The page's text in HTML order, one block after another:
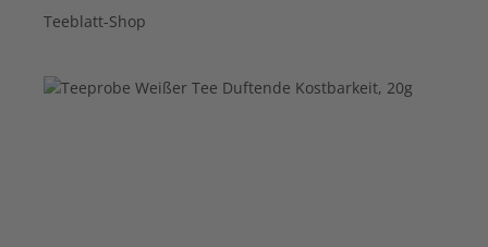
Teeblatt-Shop
Bildergalerie überspringen